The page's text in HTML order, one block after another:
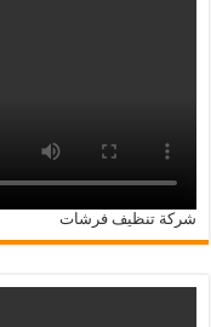
شركة تنظيف فرشات